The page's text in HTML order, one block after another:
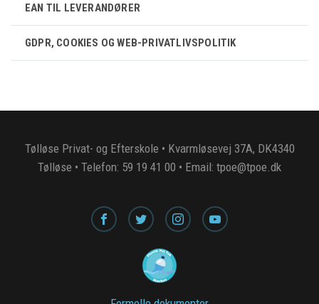
EAN TIL LEVERANDØRER
GDPR, COOKIES OG WEB-PRIVATLIVSPOLITIK
Tølløse Privat- og Efterskole • Kvarmløsevej 37A, DK4340
Tølløse • Telefon: 59 19 41 00 • Email: tpoe@tpoe.dk